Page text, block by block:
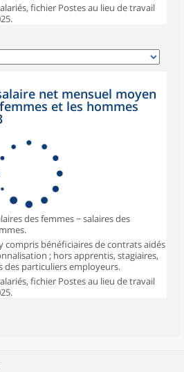
fichier Postes au lieu de travail
net mensuel moyen
et les hommes
des femmes − salaires des
compris bénéficiaires de contrats aidés
; hors apprentis, stagiaires,
des particuliers employeurs.
fichier Postes au lieu de travail